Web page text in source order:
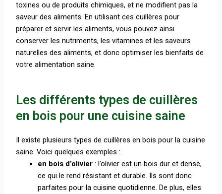
toxines ou de produits chimiques, et ne modifient pas la
saveur des aliments. En utilisant ces cuillères pour
préparer et servir les aliments, vous pouvez ainsi
conserver les nutriments, les vitamines et les saveurs
naturelles des aliments, et donc optimiser les bienfaits de
votre alimentation saine.
Les différents types de cuillères
en bois pour une cuisine saine
Il existe plusieurs types de cuillères en bois pour la cuisine
saine. Voici quelques exemples :
en bois d’olivier : l’olivier est un bois dur et dense,
ce qui le rend résistant et durable. Ils sont donc
parfaites pour la cuisine quotidienne. De plus, elles